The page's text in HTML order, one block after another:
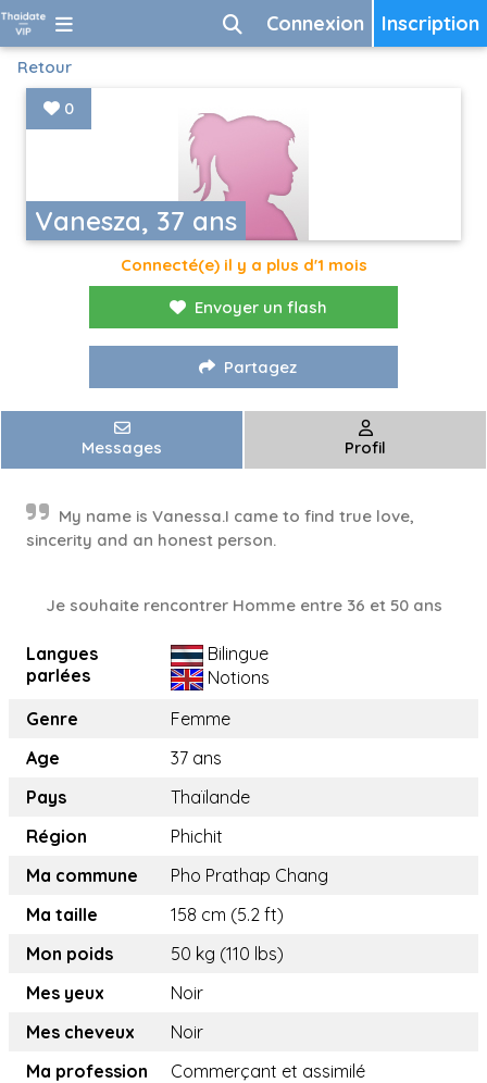
Inscription
Connexion
Retour
Vanesza, 37 ans
0
Connecté(e) il y a plus d'1 mois
Envoyer un flash
Partagez
Messages Profil
My name is Vanessa.I came to find true love,
sincerity and an honest person.
Je souhaite rencontrer Homme entre 36 et 50 ans
Langues
parlées
Bilingue
Notions
Genre
Femme
Age
37 ans
Pays
Thaïlande
Région
Phichit
Ma commune
Pho Prathap Chang
Ma taille
158 cm (5.2 ft)
Mon poids
50 kg (110 lbs)
Mes yeux
Noir
Mes cheveux
Noir
Ma profession
Commerçant et assimilé